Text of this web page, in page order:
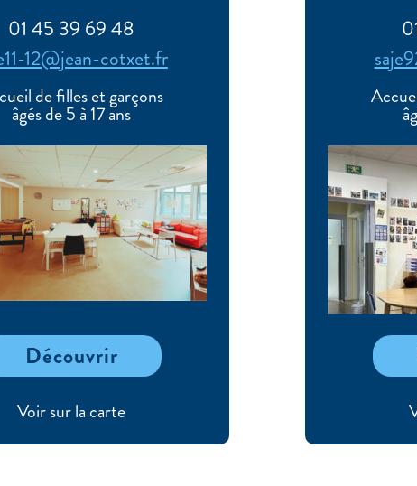
01 45 39 69 48
12@jean-cotxet.fr
de filles et garçons
âgés de 5 à 17 ans
Découvrir
Voir sur la carte